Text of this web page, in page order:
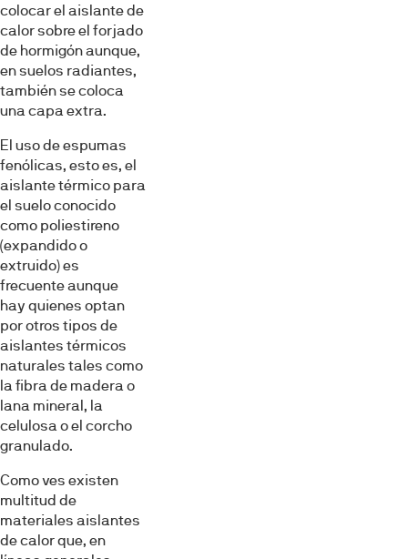
colocar el aislante de
calor sobre el forjado
de hormigón aunque,
en suelos radiantes,
también se coloca
una capa extra.
El uso de espumas
fenólicas, esto es, el
aislante térmico para
el suelo conocido
como poliestireno
(expandido o
extruido) es
frecuente aunque
hay quienes optan
por otros tipos de
aislantes térmicos
naturales tales como
la fibra de madera o
lana mineral, la
celulosa o el corcho
granulado.
Como ves existen
multitud de
materiales aislantes
de calor que, en